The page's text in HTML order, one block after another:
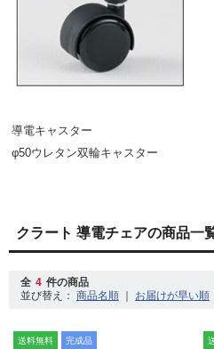
導電キャスター
φ50ウレタン双輪キャスター
クラート 導電チェアの商品一
全 4 件の商品
並び替え：
送料無料 完成品